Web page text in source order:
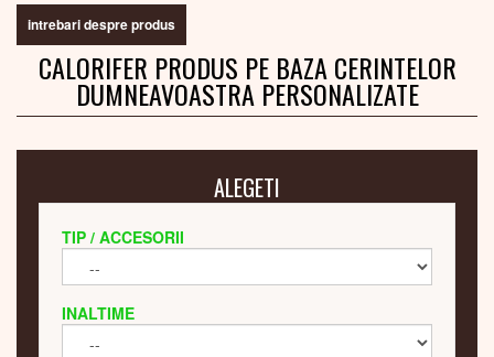
intrebari despre produs
CALORIFER PRODUS PE BAZA CERINTELOR
DUMNEAVOASTRA PERSONALIZATE
ALEGETI
TIP / ACCESORII
INALTIME